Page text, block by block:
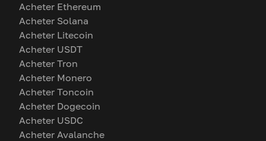
Acheter Ethereum
Acheter Solana
Acheter Litecoin
Acheter USDT
Acheter Tron
Acheter Monero
Acheter Toncoin
Acheter Dogecoin
Acheter USDC
Acheter Avalanche